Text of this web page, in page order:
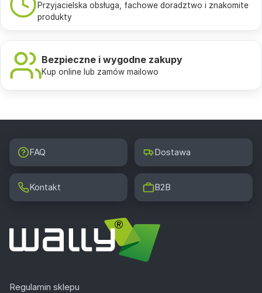
Przyjacielska obsługa, fachowe doradztwo i znakomite
produkty
Bezpieczne i wygodne zakupy
Kup online lub zamów mailowo
FAQ Dostawa
Kontakt B2B
Regulamin sklepu